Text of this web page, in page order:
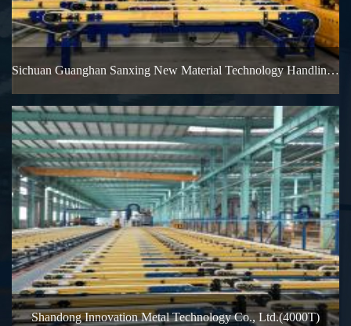
Sichuan Guanghan Sanxing New Material Technology Handling system（5500T)
Shandong Innovation Metal Technology Co., Ltd.(4000T)